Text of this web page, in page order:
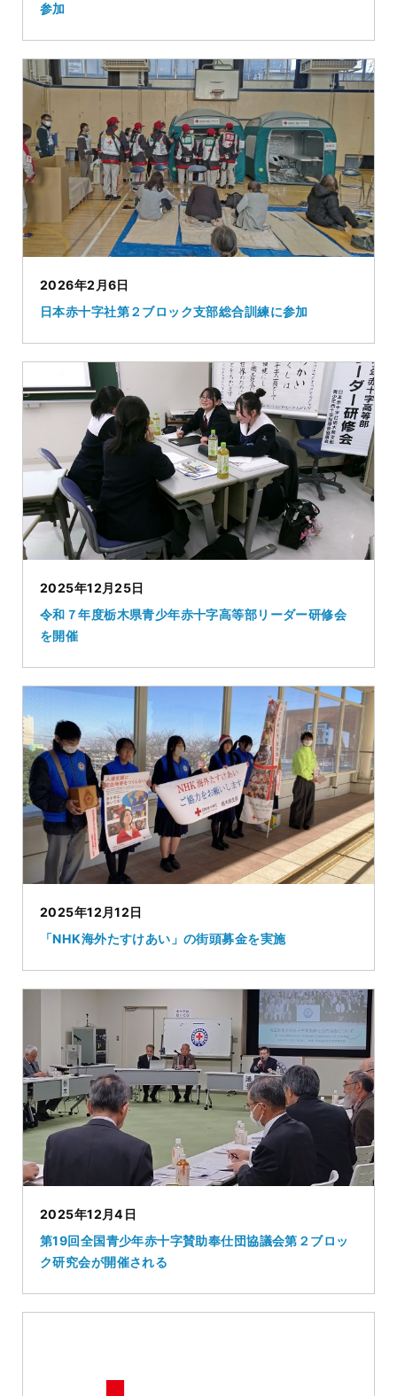
参加
2026年2月6日
日本赤十字社第２ブロック支部総合訓練に参加
2025年12月25日
令和７年度栃木県青少年赤十字高等部リーダー研修会
を開催
2025年12月12日
「NHK海外たすけあい」の街頭募金を実施
2025年12月4日
第19回全国青少年赤十字賛助奉仕団協議会第２ブロッ
ク研究会が開催される